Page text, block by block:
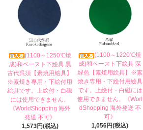
(1100～1250℃焼
成)和ペースト下絵具 黒
古代呉須【素焼用絵具】
※素焼き専用・下絵付用
絵具です。上絵付・白磁
には使用できません。
《WorldShopping 海外
発送 不可》
1,573円(税込)
(1100～1220℃焼
成)和ペースト下絵具 深
緑色【素焼用絵具】※素
焼き専用・下絵付用絵具
です。上絵付・白磁には
使用できません。《Worl
dShopping 海外発送 不
可》
1,056円(税込)